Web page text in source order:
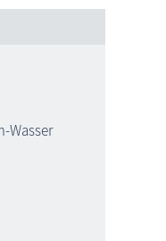
Wasser